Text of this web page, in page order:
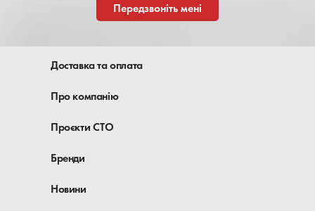
Передзвоніть мені
Доставка та оплата
Про компанію
Проєкти СТО
Бренди
Новини